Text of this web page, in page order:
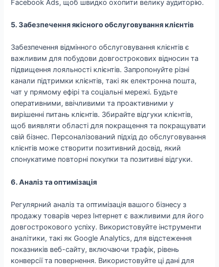
Facebook Ads, щоб швидко охопити велику аудиторію.
5. Забезпечення якісного обслуговування клієнтів
Забезпечення відмінного обслуговування клієнтів є
важливим для побудови довгострокових відносин та
підвищення лояльності клієнтів. Запропонуйте різні
канали підтримки клієнтів, такі як електронна пошта,
чат у прямому ефірі та соціальні мережі. Будьте
оперативними, ввічливими та проактивними у
вирішенні питань клієнтів. Збирайте відгуки клієнтів,
щоб виявляти області для покращення та покращувати
свій бізнес. Персоналізований підхід до обслуговування
клієнтів може створити позитивний досвід, який
спонукатиме повторні покупки та позитивні відгуки.
6. Аналіз та оптимізація
Регулярний аналіз та оптимізація вашого бізнесу з
продажу товарів через Інтернет є важливими для його
довгострокового успіху. Використовуйте інструменти
аналітики, такі як Google Analytics, для відстеження
показників веб-сайту, включаючи трафік, рівень
конверсії та повернення. Використовуйте ці дані для